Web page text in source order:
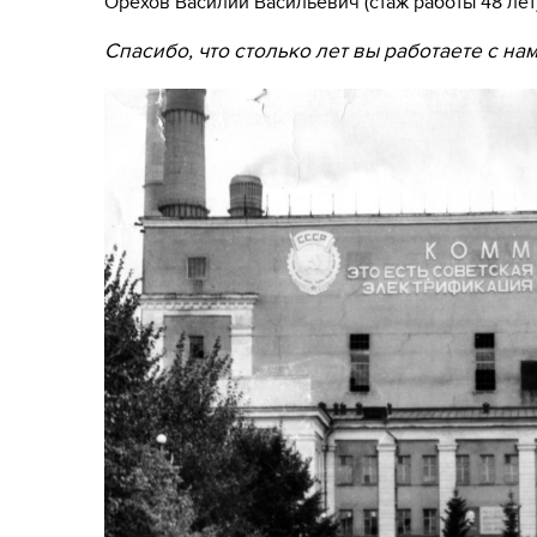
Спасибо, что столько лет вы работаете с